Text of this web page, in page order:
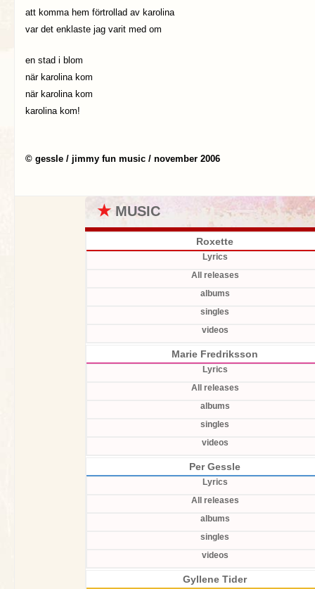
att komma hem förtrollad av karolina
var det enklaste jag varit med om
en stad i blom
när karolina kom
när karolina kom
karolina kom!
© gessle / jimmy fun music / november 2006
★ MUSIC
Roxette
Lyrics
All releases
albums
singles
videos
Marie Fredriksson
Lyrics
All releases
albums
singles
videos
Per Gessle
Lyrics
All releases
albums
singles
videos
Gyllene Tider